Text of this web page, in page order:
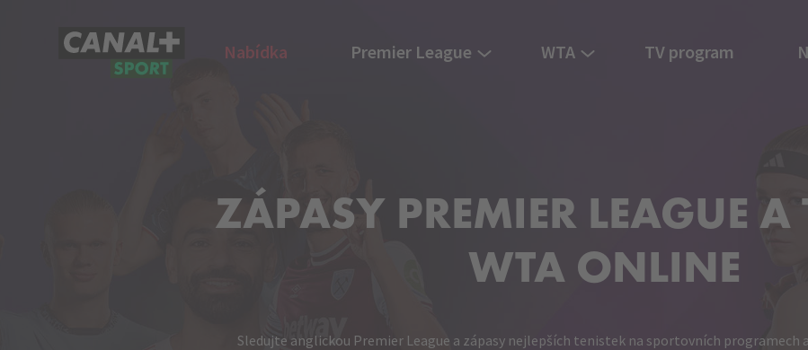
CANAL+ Sport Nabídka Premier League WTA TV program
ZÁPASY PREMIER LEAGUE
WTA ONLINE
Sledujte anglickou Premier League a zápasy nejlepších tenistek na sportovních programech